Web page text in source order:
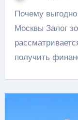
Почему выгодно сдавать золото в ломбарде
Москвы Залог
получить